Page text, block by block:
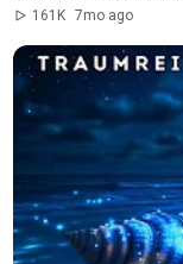
161K 7mo ago